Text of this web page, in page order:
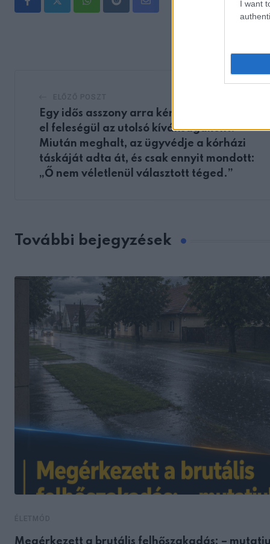
I want
WhatsappRedditShare
Egy idős asszony arra kért, hogy vegyem
el feleségül az utolsó kívánságaként.
Miután meghalt, az ügyvédje a kórházi
táskáját adta át, és csak ennyit mondott:
„Ő nem véletlenül választott téged.”
További bejegyzések
Megérkezett a brutális felhőszakadás: –